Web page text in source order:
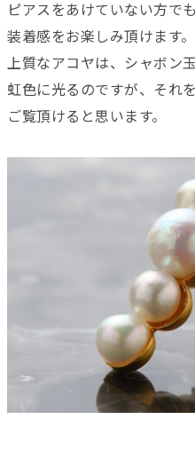
ピアスをあけていない方で
装着感をお楽しみ頂けます。
上質なアコヤは、シャボン
虹色に光るのですが、それ
ご覧頂けると思います。